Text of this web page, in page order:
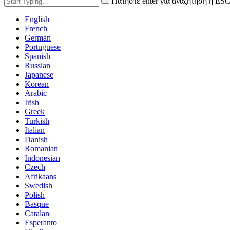
English
French
German
Portuguese
Spanish
Russian
Japanese
Korean
Arabic
Irish
Greek
Turkish
Italian
Danish
Romanian
Indonesian
Czech
Afrikaans
Swedish
Polish
Basque
Catalan
Esperanto